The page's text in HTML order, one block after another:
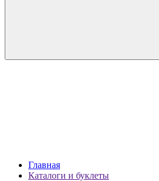
Главная
Каталоги и буклеты